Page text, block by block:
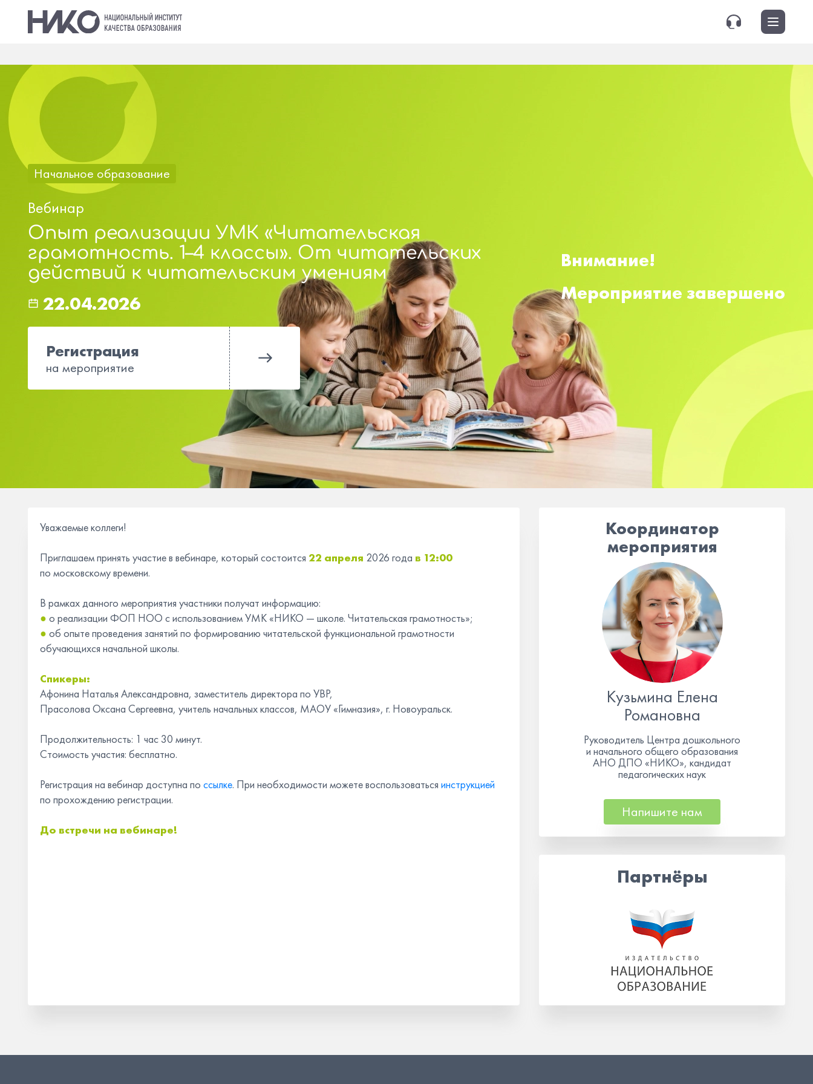
Начальное образование
Вебинар
Опыт реализации УМК «Читательская
грамотность. 1–4 классы». От читательских
действий к читательским умениям
22.04.2026
Регистрация
на мероприятие
Внимание!
Мероприятие завершено
Уважаемые коллеги!
Приглашаем принять участие в вебинаре, который состоится 22 апреля 2026 года в 12:00
по московскому времени.
В рамках данного мероприятия участники получат информацию:
● о реализации ФОП НОО с использованием УМК «НИКО — школе. Читательская грамотность»;
● об опыте проведения занятий по формированию читательской функциональной грамотности
обучающихся начальной школы.
Спикеры:
Афонина Наталья Александровна, заместитель директора по УВР,
Прасолова Оксана Сергеевна, учитель начальных классов, МАОУ «Гимназия», г. Новоуральск.
Продолжительность: 1 час 30 минут.
Стоимость участия: бесплатно.
Регистрация на вебинар доступна по ссылке. При необходимости можете воспользоваться инструкцией
по прохождению регистрации.
До встречи на вебинаре!
Координатор
мероприятия
Кузьмина Елена
Романовна
Руководитель Центра дошкольного
и начального общего образования
АНО ДПО «НИКО», кандидат
педагогических наук
Напишите нам
Партнёры